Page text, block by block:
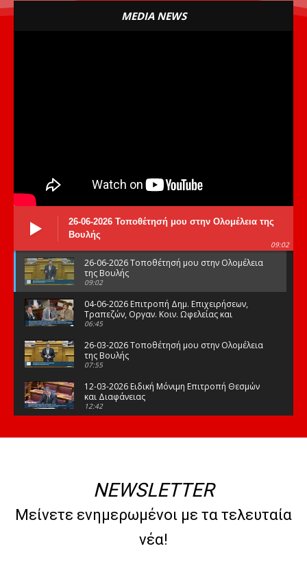
MEDIA NEWS
26-06-2026 Τοποθέτησή μου στην Ολομέλεια της
Βουλής
09:02
26-06-2026 Τοποθέτησή μου στην Ολομέλεια
της Βουλής
09:02
04-06-2026 Επιτροπή Δημ. Επιχειρήσεων,
Τραπεζών, Οργαν. Κοιν. Ωφελείας και
Φορέων Κοινων. Ασφάλισης
06:45
26-03-2026 Τοποθέτησή μου στην Ολομέλεια
της Βουλής
07:55
12-03-2026 Ειδική Μόνιμη Επιτροπή Θεσμών
και Διαφάνειας
12:42
της Βουλής
08:47
10-02-2026 Διαρκής Επιτροπή Μορφωτικών
Υποθέσεων
NEWSLETTER
Μείνετε ενημερωμένοι με τα τελευταία
νέα!